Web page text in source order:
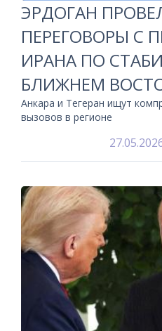
ЭРДОГАН
ПЕРЕГОВОРЫ С
ИРАНА ПО
БЛИЖНЕМ
Анкара и Тегеран ищут
вызовов в регионе